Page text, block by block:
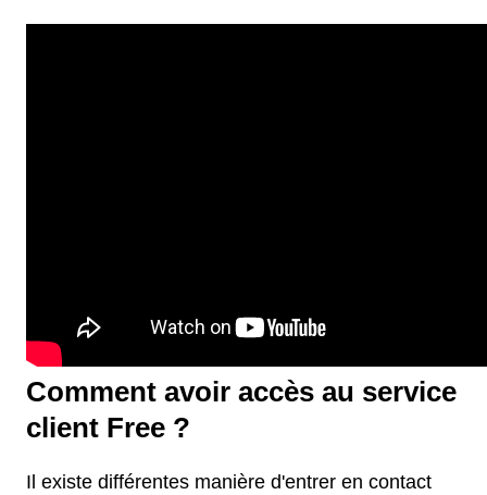
Comment avoir accès au service
client Free ?
Il existe différentes manière d'entrer en contact